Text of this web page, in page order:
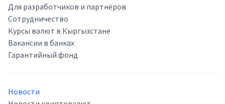
Для разработчиков и партнёров
Сотрудничество
Курсы валют в Кыргызстане
Вакансии в банках
Гарантийный фонд
Новости